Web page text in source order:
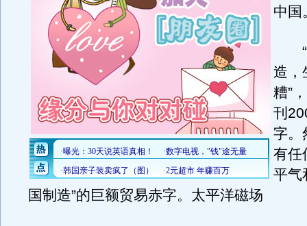
中国
“
造，
糟”
刊
字。
有任
平气
国制造”的巨额贸易赤字。太平洋磁场